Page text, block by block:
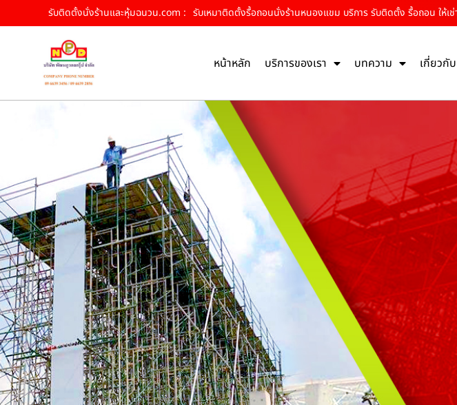
รับติดตั้งนั่งร้านและหุ้มฉนวน.com : รับเหมาติดตั้งรื้อถอนนั่งร้านหนองแขม บริการ รับติดตั้ง รื้อถอน ให้
หน้าหลัก บริการของเรา บทความ เกี่ยวกับ